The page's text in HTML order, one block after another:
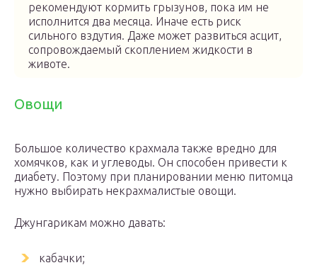
рекомендуют кормить грызунов, пока им не
исполнится два месяца. Иначе есть риск
сильного вздутия. Даже может развиться асцит,
сопровождаемый скоплением жидкости в
животе.
Овощи
Большое количество крахмала также вредно для
хомячков, как и углеводы. Он способен привести к
диабету. Поэтому при планировании меню питомца
нужно выбирать некрахмалистые овощи.
Джунгарикам можно давать:
кабачки;